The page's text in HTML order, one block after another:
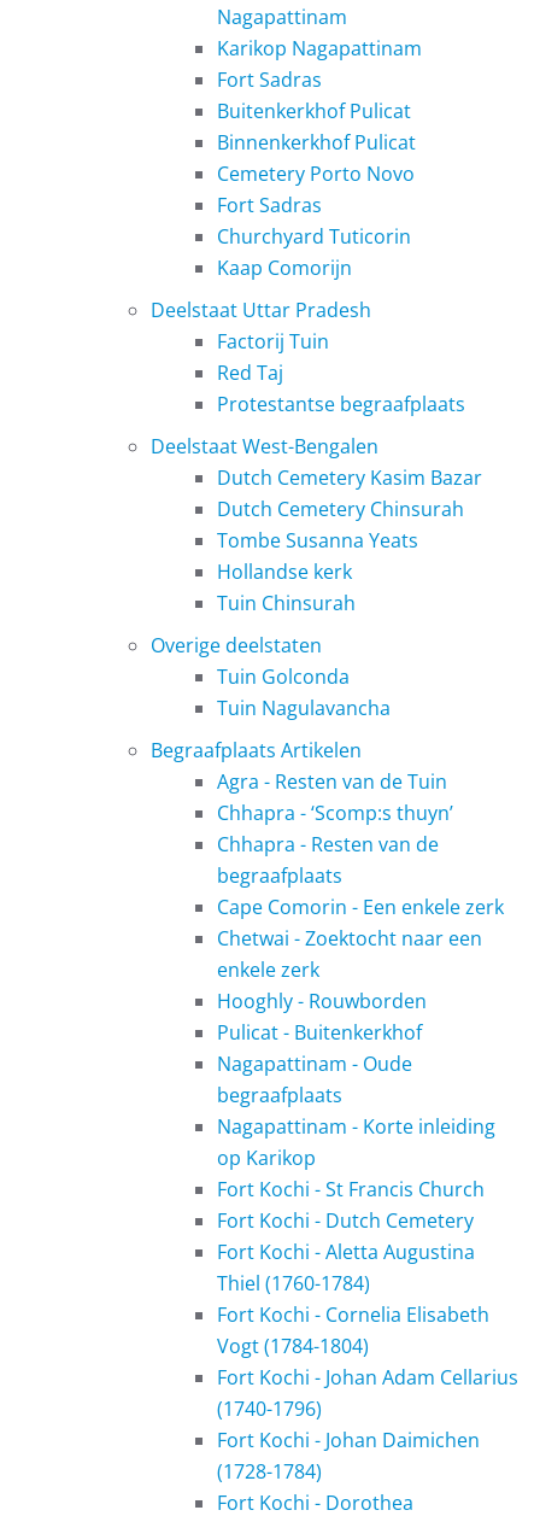
Nagapattinam
Karikop Nagapattinam
Fort Sadras
Buitenkerkhof Pulicat
Binnenkerkhof Pulicat
Cemetery Porto Novo
Fort Sadras
Churchyard Tuticorin
Kaap Comorijn
Deelstaat Uttar Pradesh
Factorij Tuin
Red Taj
Protestantse begraafplaats
Deelstaat West-Bengalen
Dutch Cemetery Kasim Bazar
Dutch Cemetery Chinsurah
Tombe Susanna Yeats
Hollandse kerk
Tuin Chinsurah
Overige deelstaten
Tuin Golconda
Tuin Nagulavancha
Begraafplaats Artikelen
Agra - Resten van de Tuin
Chhapra - ‘Scomp:s thuyn’
Chhapra - Resten van de
begraafplaats
Cape Comorin - Een enkele zerk
Chetwai - Zoektocht naar een
enkele zerk
Hooghly - Rouwborden
Pulicat - Buitenkerkhof
Nagapattinam - Oude
begraafplaats
Nagapattinam - Korte inleiding
op Karikop
Fort Kochi - St Francis Church
Fort Kochi - Dutch Cemetery
Fort Kochi - Aletta Augustina
Thiel (1760-1784)
Fort Kochi - Cornelia Elisabeth
Vogt (1784-1804)
Fort Kochi - Johan Adam Cellarius
(1740-1796)
Fort Kochi - Johan Daimichen
(1728-1784)
Fort Kochi - Dorothea